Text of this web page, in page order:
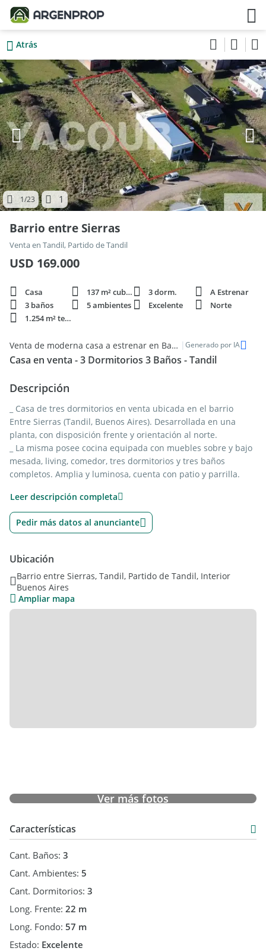
Atrás
1/23 1
Barrio entre Sierras
Venta en Tandil, Partido de Tandil
USD 169.000
Casa 137 m² cubie. 3 dorm.
A Estrenar
3 baños
5 ambientes Excelente
Norte
1.254 m² terren.
Venta de moderna casa a estrenar en Barrio Entre Sierras, Tandil | Generado por IA
Casa en venta - 3 Dormitorios 3 Baños - Tandil
Descripción
_ Casa de tres dormitorios en venta ubicada en el barrio
Entre Sierras (Tandil, Buenos Aires). Desarrollada en una
planta, con disposición frente y orientación al norte.
_ La misma posee cocina equipada con muebles sobre y bajo
mesada, living, comedor, tres dormitorios y tres baños
completos. Amplia y luminosa, cuenta con patio y parrilla.
_ La propiedad se desarrolla sobre un terreno de 1.254mts2 y
tiene una superficie aproximada de 137mts2 cubiertos.
Innovación | Calidad | Sustentabilidad | Diseño
100 Mil Metros Cuadrados | 25 Torres
La información descripta en el presente aviso es meramente
orientativa y no forma parte de ningún tipo de
Vendemos en Todos Lados.
abona de contado y obtené un precio inmejorable.
Alquila más Fácil. Alquila con Garantix.
Leer descripción completa
Pedir más datos al anunciante
Ubicación
Barrio entre Sierras, Tandil, Partido de Tandil, Interior
Buenos Aires
Ampliar mapa
Ver más fotos
Características
Cant. Baños: 3
Cant. Ambientes: 5
Cant. Dormitorios: 3
Long. Frente: 22 m
Long. Fondo: 57 m
Estado: Excelente